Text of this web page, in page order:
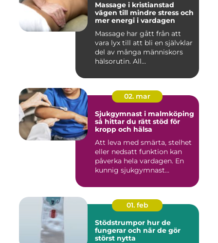
Massage i kristianstad
vägen till mindre stress och
mer energi i vardagen
Massage har gått från att
vara lyx till att bli en självklar
del av många människors
hälsorutin. All...
02. mar
Sjukgymnast i malmköping
så hittar du rätt stöd för
kropp och hälsa
Att leva med smärta, stelhet
eller nedsatt funktion kan
påverka hela vardagen. En
kunnig sjukgymnast...
01. feb
Stödstrumpor hur de
fungerar och när de gör
störst nytta